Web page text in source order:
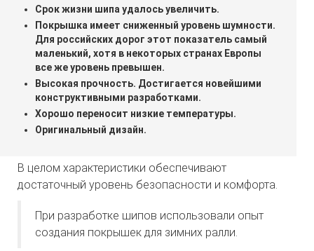
Срок жизни шипа удалось увеличить.
Покрышка имеет сниженный уровень шумности.
Для российских дорог этот показатель самый
маленький, хотя в некоторых странах Европы
все же уровень превышен.
Высокая прочность. Достигается новейшими
конструктивными разработками.
Хорошо переносит низкие температуры.
Оригинальный дизайн.
В целом характеристики обеспечивают
достаточный уровень безопасности и комфорта.
При разработке шипов использовали опыт
создания покрышек для зимних ралли.